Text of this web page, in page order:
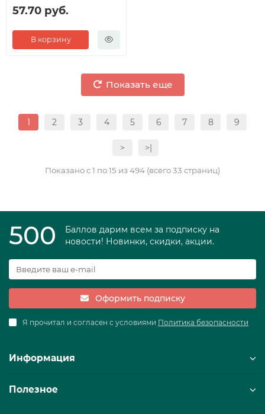
57.70 руб.
В корзину
Показать еще
1 2 3 4 5 6 7 8 9
> >|
Показано с 1 по 15 из 494 (всего 33 страниц)
500
Баллов дарим всем за подписку на
новости! Новинки, скидки, акции.
Оформить подписку
Я прочитал и согласен с условиями Политика безопасности
Информация
Полезное